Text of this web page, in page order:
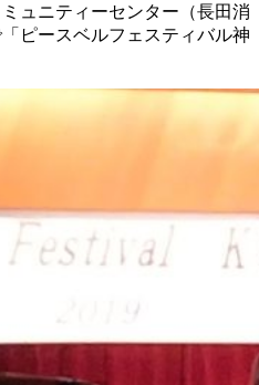
ュニティーセンター（長田消
ピースベルフェスティバル神